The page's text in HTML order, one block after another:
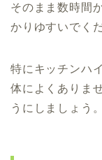
そのまま数時間
かりゆすいでく
特にキッチンハ
体によくありま
うにしましょう。